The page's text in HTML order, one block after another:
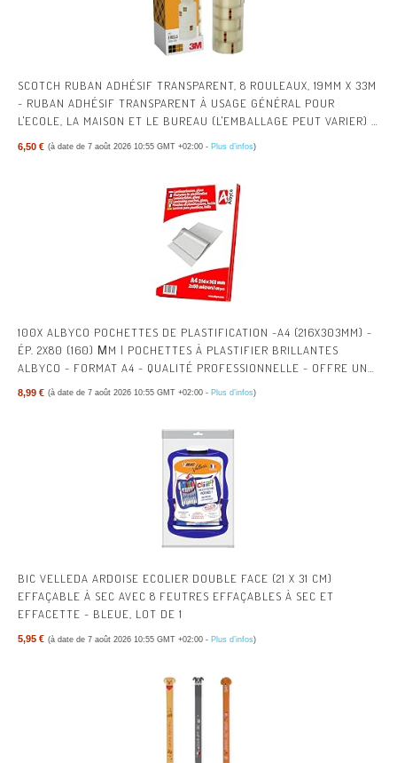
SCOTCH RUBAN ADHÉSIF TRANSPARENT, 8 ROULEAUX, 19MM X 33M
- RUBAN ADHÉSIF TRANSPARENT À USAGE GÉNÉRAL POUR
L'ECOLE, LA MAISON ET LE BUREAU (L'EMBALLAGE PEUT VARIER) |
RUBAN ADHÉSIF MULTI-USAGES TRANSPARENT POUR L’ÉCOLE, LA
MAISON, LE BUREAU ; AISÉ À UTILISER, POUR EMBALLER, FERMER
6,50 € (à date de 7 août 2026 10:55 GMT +02:00 - Plus d’infos)
100X ALBYCO POCHETTES DE PLASTIFICATION -A4 (216X303MM) -
ÉP. 2X80 (160) ΜM | POCHETTES À PLASTIFIER BRILLANTES
ALBYCO - FORMAT A4 - QUALITÉ PROFESSIONNELLE - OFFRE UNE
PROTECTION DURABLE.
8,99 € (à date de 7 août 2026 10:55 GMT +02:00 - Plus d’infos)
BIC VELLEDA ARDOISE ECOLIER DOUBLE FACE (21 X 31 CM)
EFFAÇABLE À SEC AVEC 8 FEUTRES EFFAÇABLES À SEC ET
EFFACETTE - BLEUE, LOT DE 1
5,95 € (à date de 7 août 2026 10:55 GMT +02:00 - Plus d’infos)